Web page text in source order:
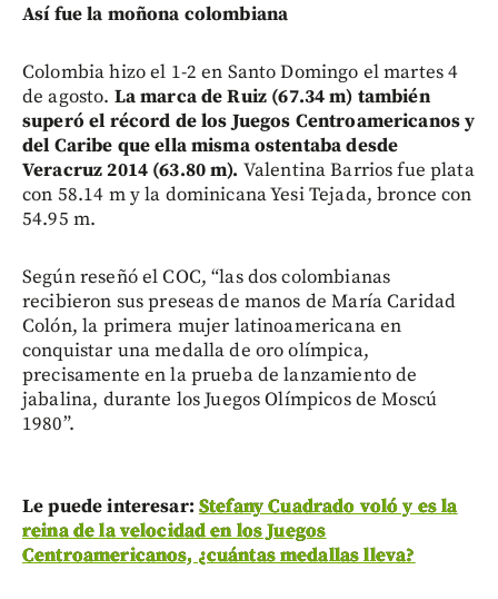
Así fue la moñona colombiana
Colombia hizo el 1-2 en Santo Domingo el martes 4
de agosto. La marca de Ruiz (67.34 m) también
superó el récord de los Juegos Centroamericanos y
del Caribe que ella misma ostentaba desde
Veracruz 2014 (63.80 m). Valentina Barrios fue plata
con 58.14 m y la dominicana Yesi Tejada, bronce con
54.95 m.
Según reseñó el COC, “las dos colombianas
recibieron sus preseas de manos de María Caridad
Colón, la primera mujer latinoamericana en
conquistar una medalla de oro olímpica,
precisamente en la prueba de lanzamiento de
jabalina, durante los Juegos Olímpicos de Moscú
1980”.
Le puede interesar: Stefany Cuadrado voló y es la
reina de la velocidad en los Juegos
Centroamericanos, ¿cuántas medallas lleva?